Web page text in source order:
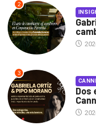
2
3
Dos